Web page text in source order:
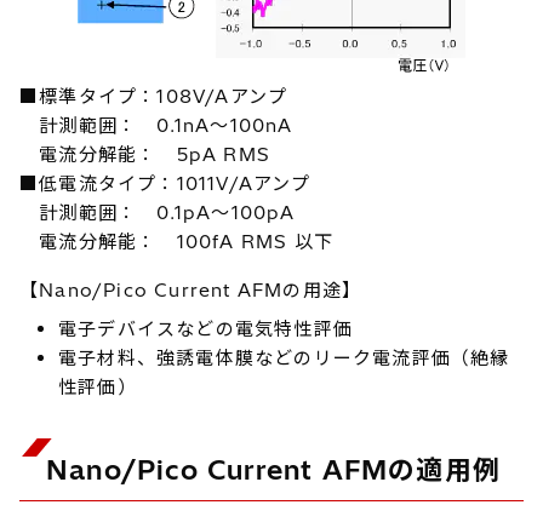
■標準タイプ：108V/Aアンプ
計測範囲： 0.1nA～100nA
電流分解能： 5pA RMS
■低電流タイプ：1011V/Aアンプ
計測範囲： 0.1pA～100pA
電流分解能： 100fA RMS 以下
【Nano/Pico Current AFMの用途】
電子デバイスなどの電気特性評価
電子材料、強誘電体膜などのリーク電流評価（絶縁
性評価）
Nano/Pico Current AFMの適用例